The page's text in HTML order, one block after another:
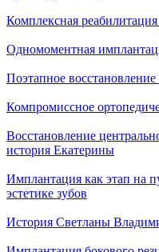
Комплексная
Одномоментная
Поэтапное
Компромиссное
Восстановление
история Екатерины
Имплантация как этап на
эстетике зубов
История Светланы